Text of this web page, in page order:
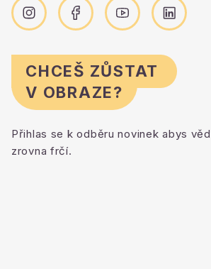
CHCEŠ ZŮSTAT
V OBRAZE?
Přihlas se k odběru novinek abys
zrovna frčí.